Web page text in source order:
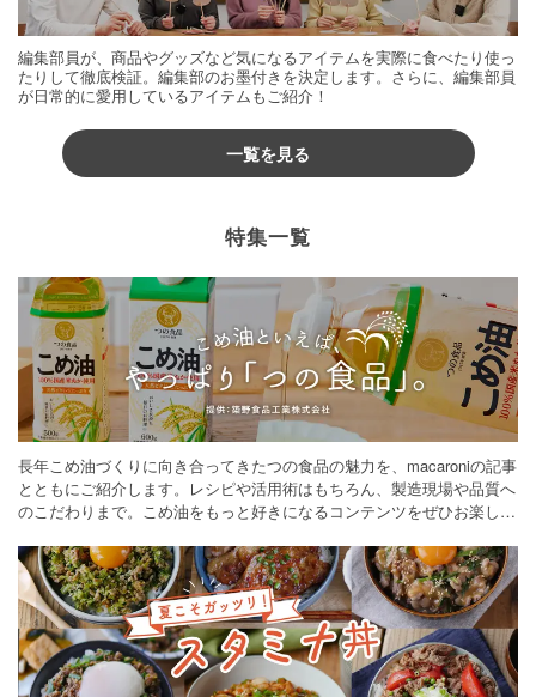
編集部員が、商品やグッズなど気になるアイテムを実際に食べたり使っ
たりして徹底検証。編集部のお墨付きを決定します。さらに、編集部員
が日常的に愛用しているアイテムもご紹介！
一覧を見る
特集一覧
長年こめ油づくりに向き合ってきたつの食品の魅力を、macaroniの記事
とともにご紹介します。レシピや活用術はもちろん、製造現場や品質へ
のこだわりまで。こめ油をもっと好きになるコンテンツをぜひお楽しみ